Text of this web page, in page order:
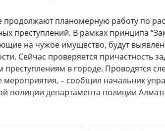
продолжают планомерную работу по
преступлений. В рамках принципа
на чужое имущество, будут
Сейчас проверяется причастность
в городе. Проводятся
мероприятия, – сообщил начальник
полиции департамента полиции